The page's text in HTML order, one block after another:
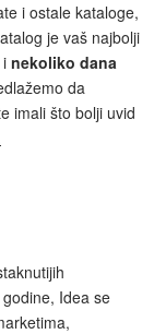
i ostale kataloge,
je vaš najbolji
i nekoliko dana
da
imali što bolji uvid
Idea se